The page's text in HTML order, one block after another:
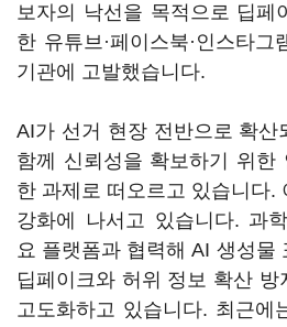
보자의 낙선을 목적으로 딥페
한 유튜브·페이스북·인스타
기관에 고발했습니다.
AI가 선거 현장 전반으로 확산
함께 신뢰성을 확보하기 위한
한 과제로 떠오르고 있습니다.
강화에 나서고 있습니다. 과
요 플랫폼과 협력해 AI 생성물
딥페이크와 허위 정보 확산
고도화하고 있습니다. 최근에